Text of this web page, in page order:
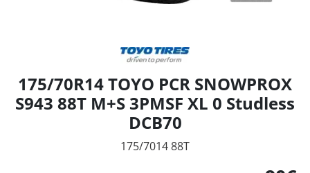
175/70R14 TOYO PCR SNOWPROX
S943 88T M+S 3PMSF XL 0 Studless
DCB70
175/7014 88T